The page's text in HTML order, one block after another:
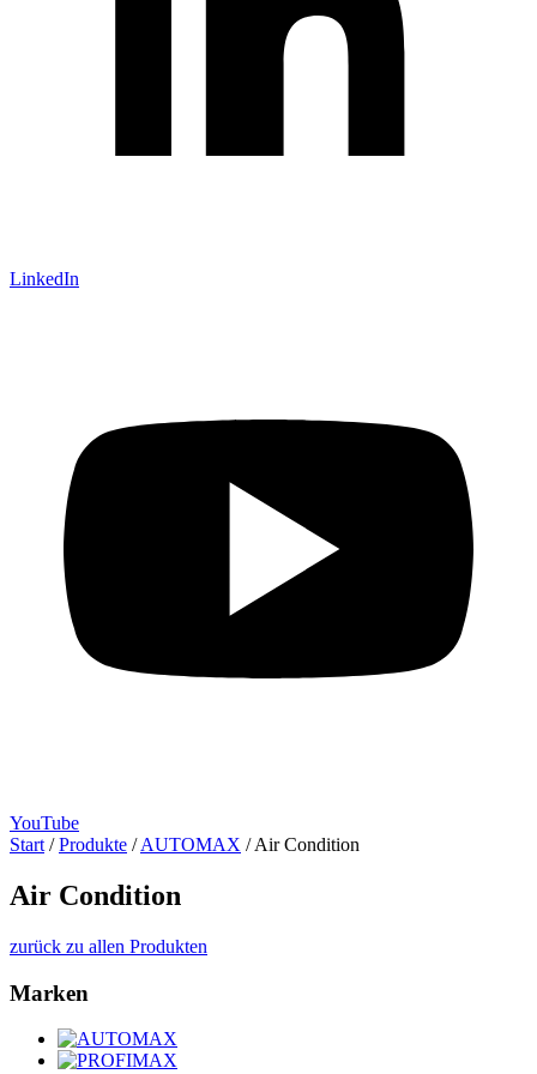
LinkedIn
YouTube
Start / Produkte / AUTOMAX / Air Condition
Air Condition
zurück zu allen Produkten
Marken